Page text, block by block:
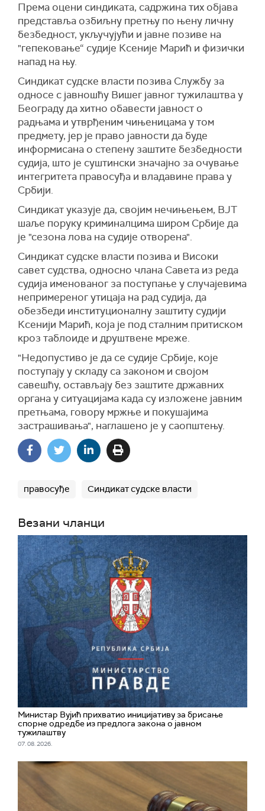
Према оцени синдиката, садржина тих објава
представља озбиљну претњу по њену личну
безбедност, укључујући и јавне позиве на
"гепековање“ судије Ксеније Марић и физички
напад на њу.
Синдикат судске власти позива Службу за
односе с јавношћу Вишег јавног тужилаштва у
Београду да хитно обавести јавност о
радњама и утврђеним чињеницама у том
предмету, јер је право јавности да буде
информисана о степену заштите безбедности
судија, што је суштински значајно за очување
интегритета правосуђа и владавине права у
Србији.
Синдикат указује да, својим нечињењем, ВЈТ
шаље поруку криминалцима широм Србије да
је "сезона лова на судије отворена".
Синдикат судске власти позива и Високи
савет судства, односно члана Савета из реда
судија именованог за поступање у случајевима
непримереног утицаја на рад судија, да
обезбеди институционалну заштиту судији
Ксенији Марић, која је под сталним притиском
кроз таблоиде и друштвене мреже.
"Недопустиво је да се судије Србије, које
поступају у складу са законом и својом
савешћу, остављају без заштите државних
органа у ситуацијама када су изложене јавним
претњама, говору мржње и покушајима
застрашивања", наглашено је у саопштењу.
правосуђе Синдикат судске власти
Везани чланци
Министар Вујић прихватио иницијативу за брисање
спорне одредбе из предлога закона o јавном
тужилаштву
07. 08. 2026.